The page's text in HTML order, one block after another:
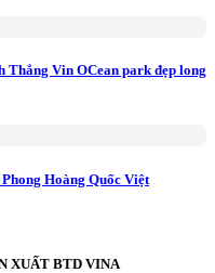
Thắng Vin OCean park đẹp long
Hoàng Quốc Việt
XUẤT BTD VINA